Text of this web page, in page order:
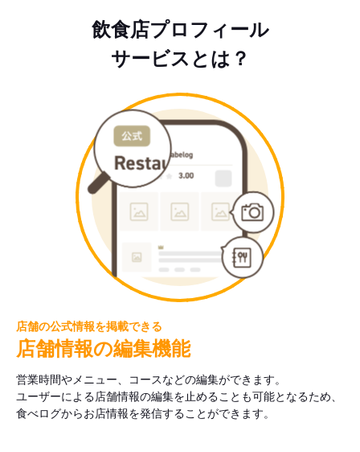
飲食店プロフィール
サービスとは？
店舗の公式情報を掲載できる
店舗情報の編集機能
営業時間やメニュー、コースなどの編集ができます。
ユーザーによる店舗情報の編集を止めることも可能となるため、
食べログからお店情報を発信することができます。